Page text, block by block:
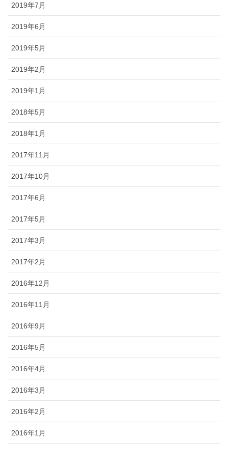
2019年7月
2019年6月
2019年5月
2019年2月
2019年1月
2018年5月
2018年1月
2017年11月
2017年10月
2017年6月
2017年5月
2017年3月
2017年2月
2016年12月
2016年11月
2016年9月
2016年5月
2016年4月
2016年3月
2016年2月
2016年1月